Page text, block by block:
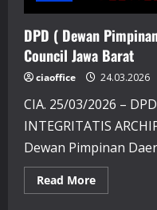
DPD ( Dewan
Council Jawa Barat
ciaoffice 24.03.2026
CIA. 25/03/2026 –
INTEGRITATIS
Dewan Pimpinan
Read MoreRead
more